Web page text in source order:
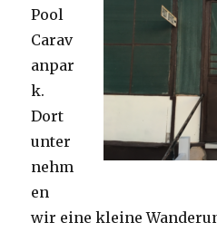
Pool
Carav
anpar
k.
Dort
unter
nehm
en
wir eine kleine